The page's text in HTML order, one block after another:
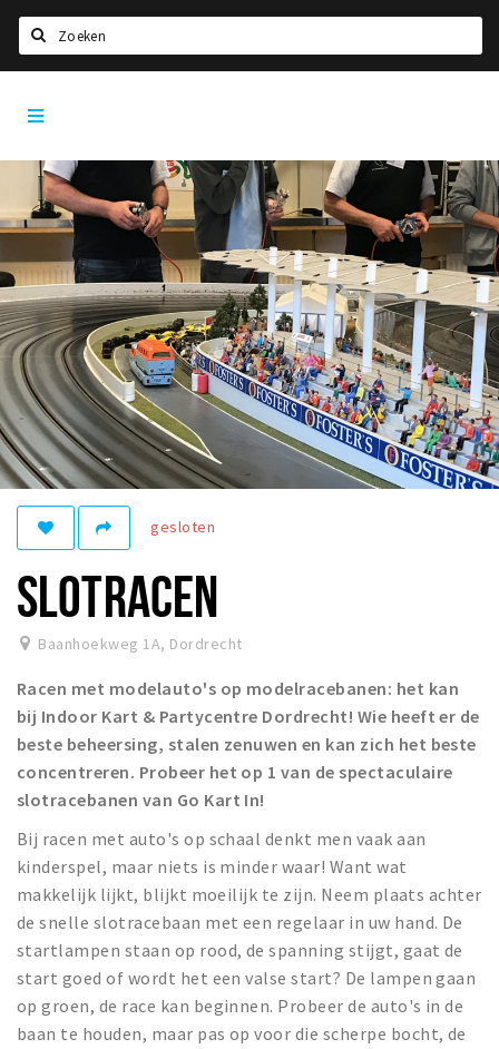
Home
Agenda
Bioscoopagenda
Deals
Nieuws
Leuke tips & trends
Interviews
Eten
Drinken
Slapen
Recreatief
Winkelgebieden
Parkeren
Bezienswaardigheden
Musea, theaters & podia
Uitjes & activiteiten
Toeristische routes
Sport
Natuur
Inloggen
gesloten
SLOTRACEN
Baanhoekweg 1A, Dordrecht
Racen met modelauto's op modelracebanen: het kan
bij Indoor Kart & Partycentre Dordrecht! Wie heeft er de
beste beheersing, stalen zenuwen en kan zich het beste
concentreren. Probeer het op 1 van de spectaculaire
slotracebanen van Go Kart In!
Bij racen met auto's op schaal denkt men vaak aan
kinderspel, maar niets is minder waar! Want wat
makkelijk lijkt, blijkt moeilijk te zijn. Neem plaats achter
de snelle slotracebaan met een regelaar in uw hand. De
startlampen staan op rood, de spanning stijgt, gaat de
start goed of wordt het een valse start? De lampen gaan
op groen, de race kan beginnen. Probeer de auto's in de
baan te houden, maar pas op voor die scherpe bocht, de